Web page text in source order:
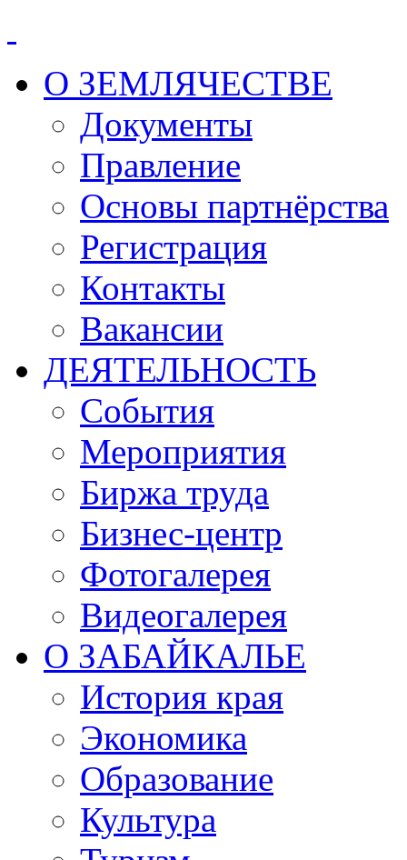
О ЗЕМЛЯЧЕСТВЕ
Документы
Правление
Основы партнёрства
Регистрация
Контакты
Вакансии
ДЕЯТЕЛЬНОСТЬ
События
Мероприятия
Биржа труда
Бизнес-центр
Фотогалерея
Видеогалерея
О ЗАБАЙКАЛЬЕ
История края
Экономика
Образование
Культура